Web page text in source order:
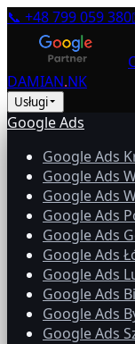
📞 +48 799 059 380
DAMIAN.NK
Usługi
Google Ads
Google Ads
Google Ads
Google Ads
Google Ads
Google Ads
Google Ads
Google Ads
Google Ads
Google Ads
Google Ads